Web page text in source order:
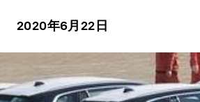
2020年6月22日